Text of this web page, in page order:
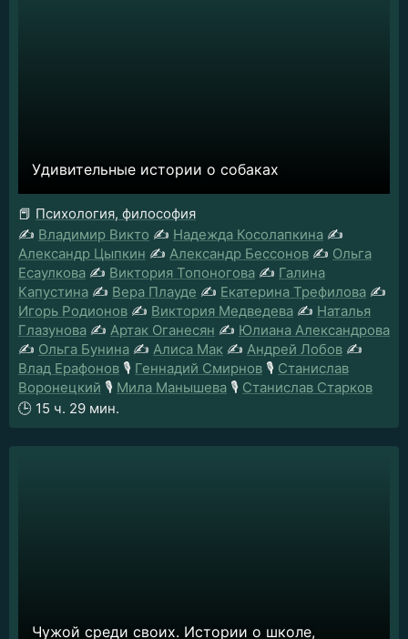
Удивительные истории о собаках
📕 Психология, философия
✍️ Владимир Викто ✍️ Надежда Косолапкина ✍️
Александр Цыпкин ✍️ Александр Бессонов ✍️ Ольга
Есаулкова ✍️ Виктория Топоногова ✍️ Галина
Капустина ✍️ Вера Плауде ✍️ Екатерина Трефилова ✍️
Игорь Родионов ✍️ Виктория Медведева ✍️ Наталья
Глазунова ✍️ Артак Оганесян ✍️ Юлиана Александрова
✍️ Ольга Бунина ✍️ Алиса Мак ✍️ Андрей Лобов ✍️
Влад Ерафонов 🎙️ Геннадий Смирнов 🎙️ Станислав
Воронецкий 🎙️ Мила Манышева 🎙️ Станислав Старков
🕒 15 ч. 29 мин.
Чужой среди своих. Истории о школе,